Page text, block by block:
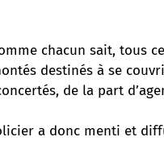
chacun sait, tous
destinés à se
de la part
a donc menti et